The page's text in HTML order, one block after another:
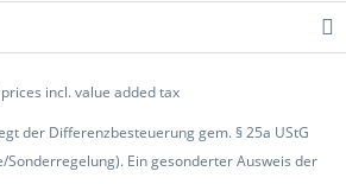
incl. value added tax
der Differenzbesteuerung gem. § 25a UStG
Sonderregelung). Ein gesonderter Ausweis der